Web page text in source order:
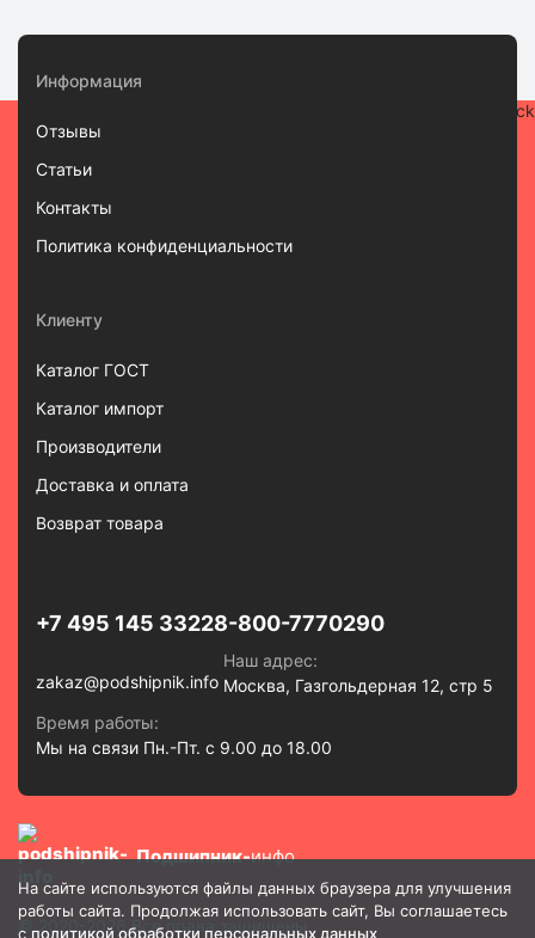
Информация
Отзывы
Статьи
Контакты
Политика конфиденциальности
Клиенту
Каталог ГОСТ
Каталог импорт
Производители
Доставка и оплата
Возврат товара
+7 495 145 33228-800-7770290
zakaz@podshipnik.info
Наш адрес:
Москва, Газгольдерная 12, стр 5
Время работы:
Мы на связи Пн.-Пт. с 9.00 до 18.00
Подшипник-инфо
© 2020-2026 Все права защищены
На сайте используются файлы данных браузера для улучшения
работы сайта. Продолжая использовать сайт, Вы соглашаетесь
с политикой обработки персональных данных